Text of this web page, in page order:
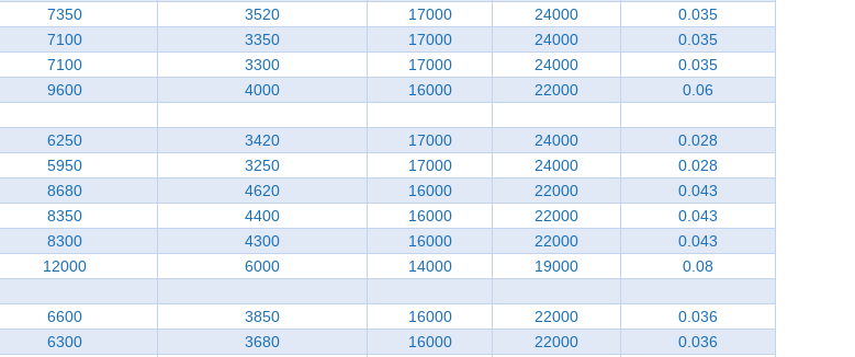
7350 3520 17000 24000
0.035
7100 3350 17000 24000
0.035
7100 3300 17000 24000
0.035
9600 4000 16000 22000 0.06
6250 3420 17000 24000
0.028
5950 3250 17000 24000
0.028
8680 4620 16000 22000
0.043
8350 4400 16000 22000
0.043
8300 4300 16000 22000
0.043
12000 6000 14000 19000 0.08
6600 3850 16000 22000
0.036
6300 3680 16000 22000
0.036